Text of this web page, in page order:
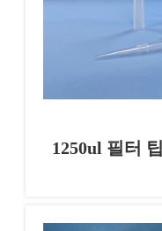
1250ul 필터 팁